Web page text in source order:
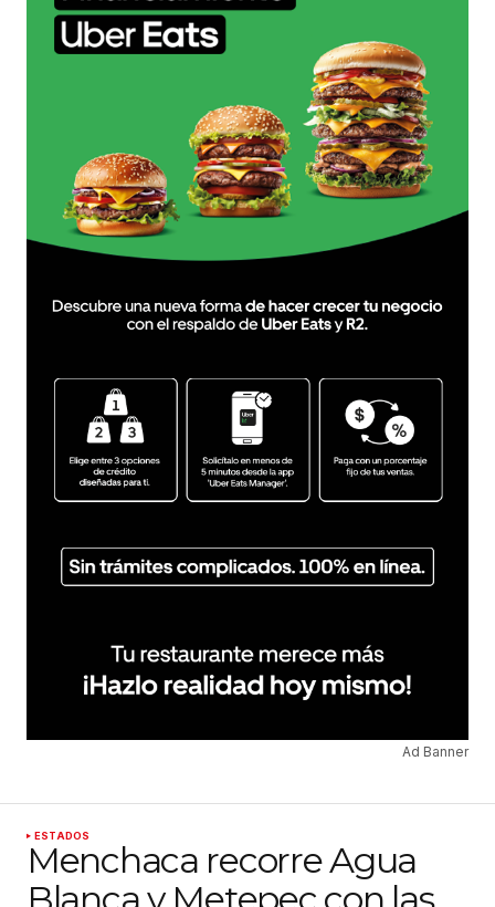
Ad Banner
ESTADOS
Menchaca recorre Agua